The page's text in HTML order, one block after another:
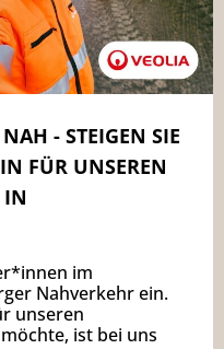
- STEIGEN SIE
FÜR UNSEREN
IN
im
Nahverkehr ein.
unseren
ist bei uns